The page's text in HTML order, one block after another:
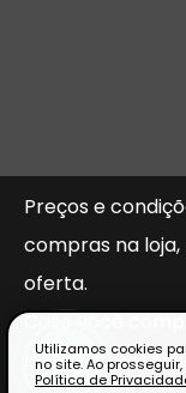
Preços e
compras na
oferta.
Caso você
lojas, não nos
Utilizamos cookies
no site. Ao
Política de